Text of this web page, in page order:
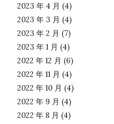
2023 年 4 月 (4)
2023 年 3 月 (4)
2023 年 2 月 (7)
2023 年 1 月 (4)
2022 年 12 月 (6)
2022 年 11 月 (4)
2022 年 10 月 (4)
2022 年 9 月 (4)
2022 年 8 月 (4)